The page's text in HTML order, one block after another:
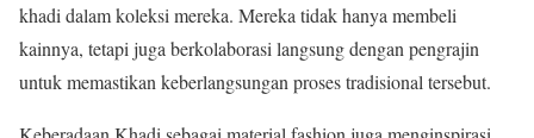
khadi dalam koleksi mereka. Mereka tidak hanya membeli
kainnya, tetapi juga berkolaborasi langsung dengan pengrajin
untuk memastikan keberlangsungan proses tradisional tersebut.